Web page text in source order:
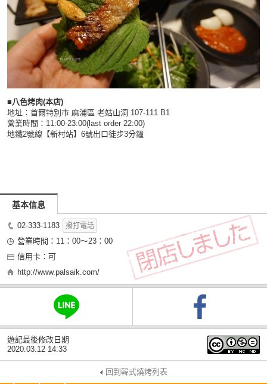
■八色烤肉(本店)
地址：首爾特別市 麻浦區 老姑山洞 107-111 B1
營業時間：11:00-23:00(last order 22:00)
地鐵2號線【新村站】6號出口徒步3分鐘
基本信息
02-333-1183 撥打電話
營業時間：11：00～23：00
信用卡：可
http://www.palsaik.com/
遊記最後修改日期
2020.03.12 14:33
回到韓式燒烤列表